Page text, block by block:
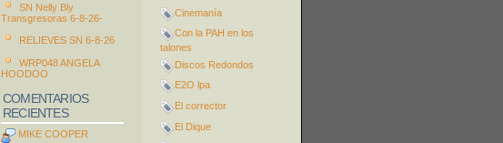
Cinemanía
Con la PAH en los
talones
Discos Redondos
E2O lpa
El corrector
El Dique
SN Nelly Bly
Transgresoras 6-8-26-
RELIEVES SN 6-8-26
WRP048 ANGELA
HOODOO
COMENTARIOS
RECIENTES
MIKE COOPER